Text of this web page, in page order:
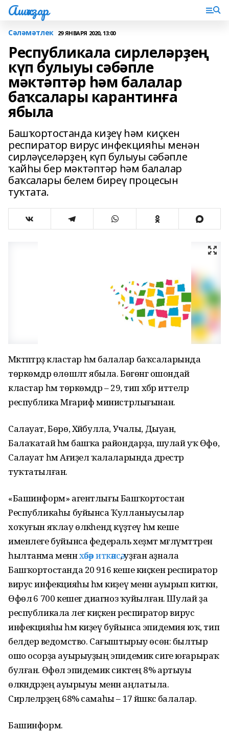
Ашҡаҙар
Сәләмәтлек 29 ЯНВАРЯ 2020, 13:00
Республикала сирлеләрҙең
күп булыуы сәбәпле
мәктәптәр һәм балалар
баҡсалары карантинға
ябыла
Башҡортостанда киҙеү һәм киҫкен
респиратор вирус инфекцияһы менән
сирләүселәрҙең күп булыуы сәбәпле
ҡайһы бер мәктәптәр һәм балалар
баҡсалары белем биреү процесын
туҡтата.
Мәктәптәрҙә кластар һәм балалар баҡсаларында
төркөмдәр өлөшләтә ябыла. Бөгөнгә ошондай
кластар һәм төркөмдәр – 29, тип хәбәр иттеләр
республика Мәғариф министрлығынан.
Салауат, Бөрө, Хәйбулла, Учалы, Дыуан,
Балаҡатай һәм башҡа райондарҙа, шулай уҡ Өфө,
Салауат һәм Ағиҙел ҡалаларында дәрестәр
туҡтатылған.
«Башинформ» агентлығы Башҡортостан
Республикаһы буйынса Ҡулланыусылар
хоҡуғын яҡлау өлкәһендә күҙәтеү һәм кеше
именлеге буйынса федераль хеҙмәт мәғлүмәттәренә
һылтанма менәнхәбәр иткәнсә, уҙған аҙнала
Башҡортостанда 20 916 кеше киҫкен респиратор
вирус инфекцияһы һәм киҙеү менән ауырып киткән,
Өфөлә 6 700 кешегә диагноз ҡуйылған. Шулай ҙа
республикала әлегә киҫкен респиратор вирус
инфекцияһы һәм киҙеү буйынса эпидемия юҡ, тип
белдерә ведомство. Сағыштырыу өсөн: былтыр
ошо осорҙа ауырыуҙың эпидемик сиге юғарыраҡ
булған. Өфөлә эпидемик сиктең 8% артыуы
өлкәндәрҙең ауырыуы менән аңлатыла.
Сирлеләрҙең 68% самаһы – 17 йәшкәсә балалар.
Башинформ.